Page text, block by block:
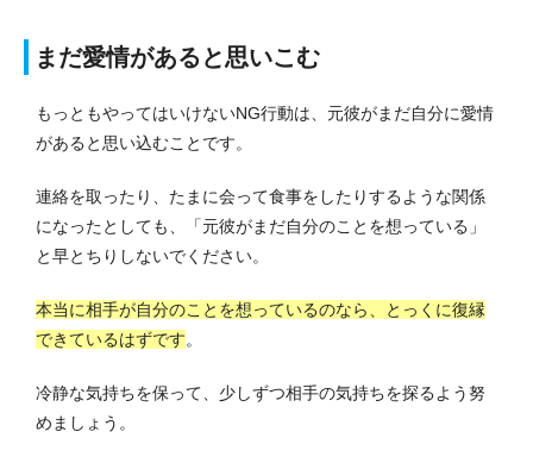
まだ愛情があると思いこむ
もっともやってはいけないNG行動は、元彼がまだ自分に愛情
があると思い込むことです。
連絡を取ったり、たまに会って食事をしたりするような関係
になったとしても、「元彼がまだ自分のことを想っている」
と早とちりしないでください。
本当に相手が自分のことを想っているのなら、とっくに復縁
できているはずです。
冷静な気持ちを保って、少しずつ相手の気持ちを探るよう努
めましょう。